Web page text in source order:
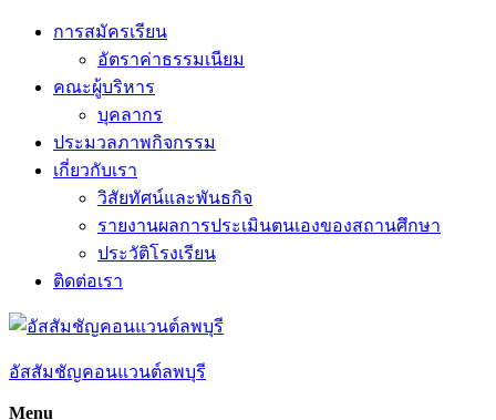
Skip
การสมัครเรียน
อัตราค่าธรรมเนียม
คณะผู้บริหาร
บุคลากร
ประมวลภาพกิจกรรม
เกี่ยวกับเรา
วิสัยทัศน์และพันธกิจ
รายงานผลการประเมินตนเองของสถานศึกษา
ประวัติโรงเรียน
ติดต่อเรา
อัสสัมชัญคอนแวนต์ลพบุรี
Menu